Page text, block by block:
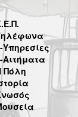
Υπηρεσίες
Αιτήματα
Πόλη